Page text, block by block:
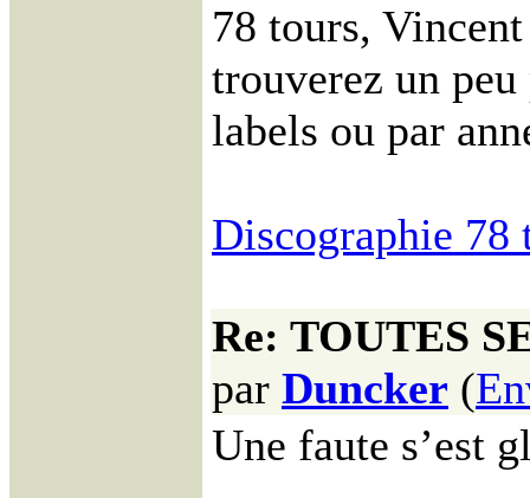
78 tours,
trouverez un
labels ou par
Discographie 78
Re: TOUTES
par Duncker (
Une faute s’est